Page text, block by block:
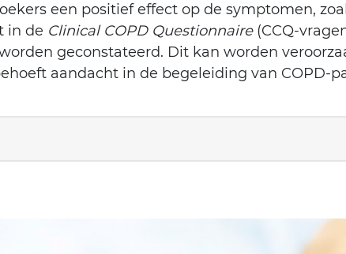
een positief effect op de symptomen,
in de Clinical COPD Questionnaire (CCQ-
geconstateerd. Dit kan worden
aandacht in de begeleiding van COPD-